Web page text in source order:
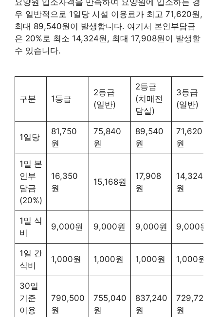
요양원 입소자격을 만족하여 요양원에 입소하는 경
우 일반적으로 1일당 시설 이용료가 최고 71,620원,
최대 89,540원이 발생합니다. 여기서 본인부담금
은 20%로 최소 14,324원, 최대 17,908원이 발생할
수 있습니다.
구분 1등급
2등급
(일반)
2등급
(치매전
담실)
3등급
(일반)
1일당
81,750
원
75,840
원
89,540
원
71,620
원
1일 본
인부
담금
(20%)
16,350
원
15,168원
17,908
원
14,324
원
1일 식
비
9,000원 9,000원 9,000원 9,000원
1일 간
식비
1,000원 1,000원 1,000원 1,000원
30일
기준
이용
790,500
원
755,040
원
837,240
원
729,720
원